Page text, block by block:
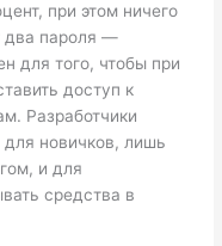
при этом ничего
два пароля —
для того, чтобы при
доступ к
Разработчики
новичков, лишь
и для
средства в